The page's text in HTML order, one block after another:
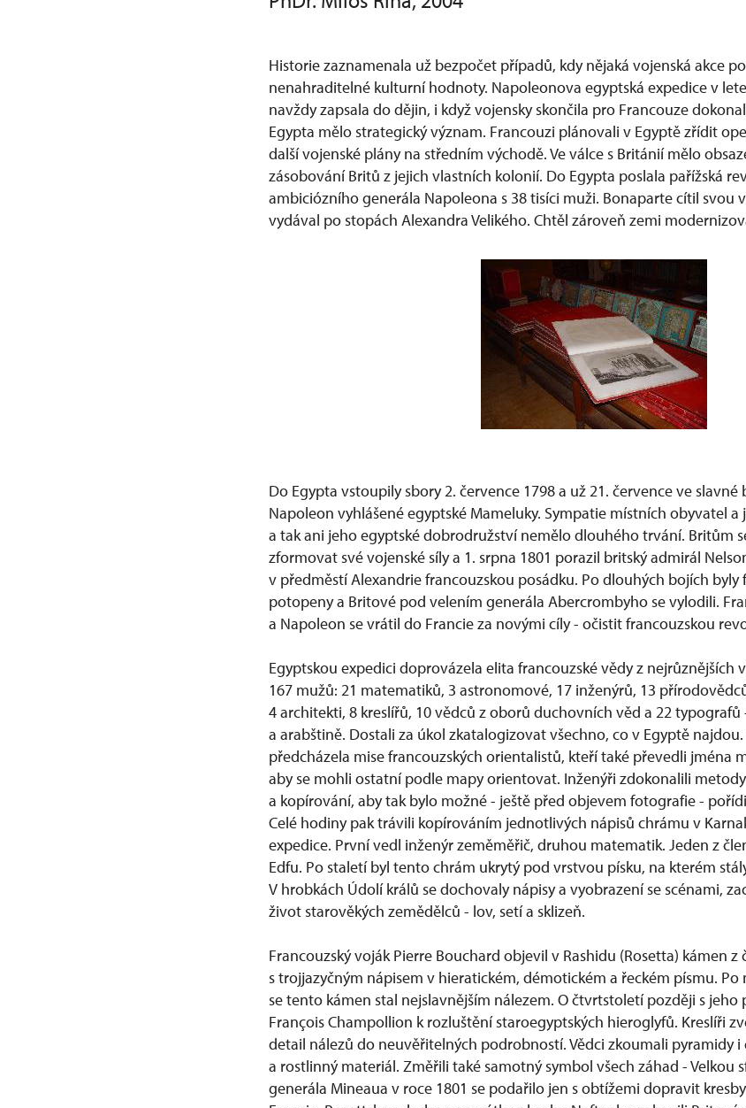
Historie zaznamenala už bezpočet případů, kdy nějaká vojenská akce
nenahraditelné kulturní hodnoty. Napoleonova egyptská expedice v
navždy zapsala do dějin, i když vojensky skončila pro Francouze
Egypta mělo strategický význam. Francouzi plánovali v Egyptě zřídit
další vojenské plány na středním východě. Ve válce s Británií mělo
zásobování Britů z jejich vlastních kolonií. Do Egypta poslala pařížská
ambiciózního generála Napoleona s 38 tisíci muži. Bonaparte cítil svou
vydával po stopách Alexandra Velikého. Chtěl zároveň zemi
Do Egypta vstoupily sbory 2. července 1798 a už 21. července ve
Napoleon vyhlášené egyptské Mameluky. Sympatie místních obyvatel
a tak ani jeho egyptské dobrodružství nemělo dlouhého trvání. Britům
zformovat své vojenské síly a 1. srpna 1801 porazil britský admirál
v předměstí Alexandrie francouzskou posádku. Po dlouhých bojích byly
potopeny a Britové pod velením generála Abercrombyho se vylodili.
a Napoleon se vrátil do Francie za novými cíly - očistit francouzskou
Egyptskou expedici doprovázela elita francouzské vědy z nejrůznějších
167 mužů: 21 matematiků, 3 astronomové, 17 inženýrů, 13
4 architekti, 8 kreslířů, 10 vědců z oborů duchovních věd a 22 typografů
a arabštině. Dostali za úkol zkatalogizovat všechno, co v Egyptě
předcházela mise francouzských orientalistů, kteří také převedli jména
aby se mohli ostatní podle mapy orientovat. Inženýři zdokonalili
a kopírování, aby tak bylo možné - ještě před objevem fotografie -
Celé hodiny pak trávili kopírováním jednotlivých nápisů chrámu v
expedice. První vedl inženýr zeměměřič, druhou matematik. Jeden z
Edfu. Po staletí byl tento chrám ukrytý pod vrstvou písku, na kterém
V hrobkách Údolí králů se dochovaly nápisy a vyobrazení se scénami,
život starověkých zemědělců - lov, setí a sklizeň.
Francouzský voják Pierre Bouchard objevil v Rashidu (Rosetta) kámen z
s trojjazyčným nápisem v hieratickém, démotickém a řeckém písmu. Po
se tento kámen stal nejslavnějším nálezem. O čtvrtstoletí později s jeho
François Champollion k rozluštění staroegyptských hieroglyfů. Kreslíři
detail nálezů do neuvěřitelných podrobností. Vědci zkoumali pyramidy i
a rostlinný materiál. Změřili také samotný symbol všech záhad - Velkou
generála Mineaua v roce 1801 se podařilo jen s obtížemi dopravit